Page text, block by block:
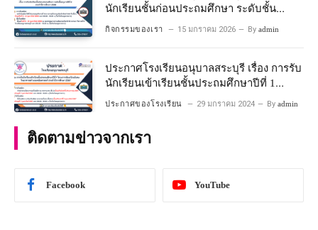
นักเรียนชั้นก่อนประถมศึกษา ระดับชั้น
อนุบาลปีที่ ๒ ประจำปีการศึกษา ๒๕๖๙
กิจกรรมของเรา 15 มกราคม 2026 By admin
ประกาศโรงเรียนอนุบาลสระบุรี เรื่อง การรับ
นักเรียนเข้าเรียนชั้นประถมศึกษาปีที่ 1
โครงการห้องเรียนพิเศษ วิทยาศาสตร์ และ
ประกาศของโรงเรียน 29 มกราคม 2024 By admin
ติดตามข่าวจากเรา
Facebook YouTube